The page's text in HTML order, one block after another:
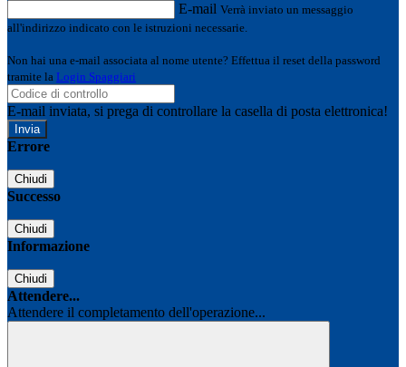
E-mail Verrà inviato un messaggio
all'indirizzo indicato con le istruzioni necessarie.
Non hai una e-mail associata al nome utente? Effettua il reset della password
tramite la Login Spaggiari
E-mail inviata, si prega di controllare la casella di posta elettronica!
Errore
Chiudi
Successo
Chiudi
Informazione
Chiudi
Attendere...
Attendere il completamento dell'operazione...